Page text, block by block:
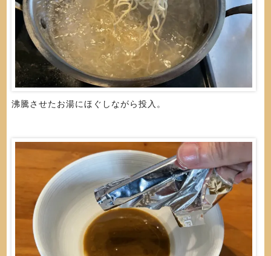
沸騰させたお湯にほぐしながら投入。